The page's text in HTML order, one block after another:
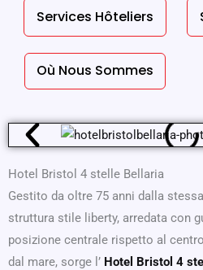
Services Hôteliers
Où Nous Sommes
Hotel Bristol 4 stelle Bellaria
Gestito da oltre 75 anni dalla
struttura stile liberty, arredata con
posizione centrale rispetto al
dal mare, sorge l’ Hotel Bristol 4